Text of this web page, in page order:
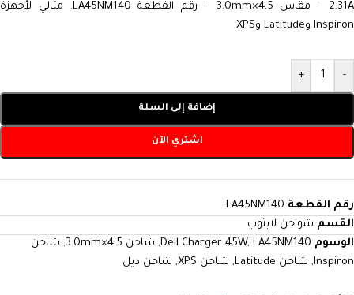
2.31A – مقاس 4.5×3.0mm – رقم القطعة LA45NM140. مثالي لأجهزة
Inspiron وLatitude وXPS.
-
+
إضافة إلى السلة
اشتري الآن
رقم القطعة LA45NM140
القسم شواحن لابتوب
الوسوم
Dell Charger 45W, LA45NM140
, شاحن 4.5×3.0mm , شاحن
Inspiron
, شاحن Latitude , شاحن XPS , شاحن ديل